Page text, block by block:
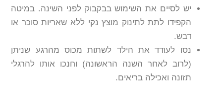
יש לסיים את השימוש בבקבוק לפני השינה. במיטה
הקפידו לתת לתינוק מוצץ נקי ללא שאריות סוכר או
דבש.
נסו לעודד את הילד לשתות מכוס מהרגע שניתן
(לרוב לאחר השנה הראשונה) וחנכו אותו להרגלי
תזונה ואכילה בריאים.